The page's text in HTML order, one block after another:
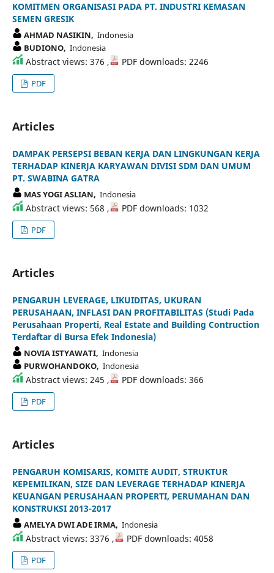
KOMITMEN ORGANISASI PADA PT. INDUSTRI KEMASAN
SEMEN GRESIK
AHMAD NASIKIN, Indonesia
BUDIONO, Indonesia
Abstract views: 376 , PDF downloads: 2246
PDF
Articles
DAMPAK PERSEPSI BEBAN KERJA DAN LINGKUNGAN KERJA
TERHADAP KINERJA KARYAWAN DIVISI SDM DAN UMUM
PT. SWABINA GATRA
MAS YOGI ASLIAN, Indonesia
Abstract views: 568 , PDF downloads: 1032
PDF
Articles
PENGARUH LEVERAGE, LIKUIDITAS, UKURAN
PERUSAHAAN, INFLASI DAN PROFITABILITAS (Studi Pada
Perusahaan Properti, Real Estate and Building Contruction
Terdaftar di Bursa Efek Indonesia)
NOVIA ISTYAWATI, Indonesia
PURWOHANDOKO, Indonesia
Abstract views: 245 , PDF downloads: 366
PDF
Articles
PENGARUH KOMISARIS, KOMITE AUDIT, STRUKTUR
KEPEMILIKAN, SIZE DAN LEVERAGE TERHADAP KINERJA
KEUANGAN PERUSAHAAN PROPERTI, PERUMAHAN DAN
KONSTRUKSI 2013-2017
AMELYA DWI ADE IRMA, Indonesia
Abstract views: 3376 , PDF downloads: 4058
PDF